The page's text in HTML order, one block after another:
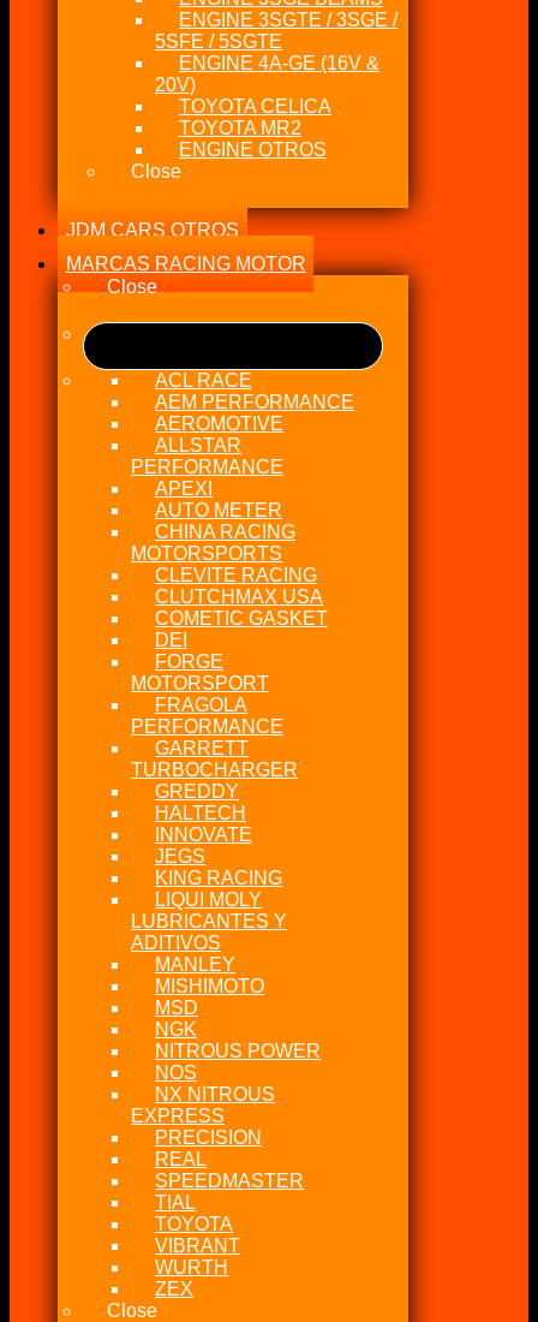
ENGINE 3SGTE / 3SGE /
5SFE / 5SGTE
ENGINE 4A-GE (16V &
20V)
TOYOTA CELICA
TOYOTA MR2
ENGINE OTROS
Close
JDM CARS OTROS
MARCAS RACING MOTOR
Close
ACL RACE
AEM PERFORMANCE
AEROMOTIVE
ALLSTAR
PERFORMANCE
APEXI
AUTO METER
CHINA RACING
MOTORSPORTS
CLEVITE RACING
CLUTCHMAX USA
COMETIC GASKET
DEI
FORGE
MOTORSPORT
FRAGOLA
PERFORMANCE
GARRETT
TURBOCHARGER
GREDDY
HALTECH
INNOVATE
JEGS
KING RACING
LIQUI MOLY
LUBRICANTES Y
ADITIVOS
MANLEY
MISHIMOTO
MSD
NGK
NITROUS POWER
NOS
NX NITROUS
EXPRESS
PRECISION
REAL
SPEEDMASTER
TIAL
TOYOTA
VIBRANT
WURTH
ZEX
Close